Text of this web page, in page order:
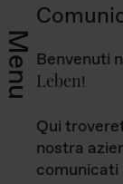
Menu Benvenuti
Leben!
Qui
nostra